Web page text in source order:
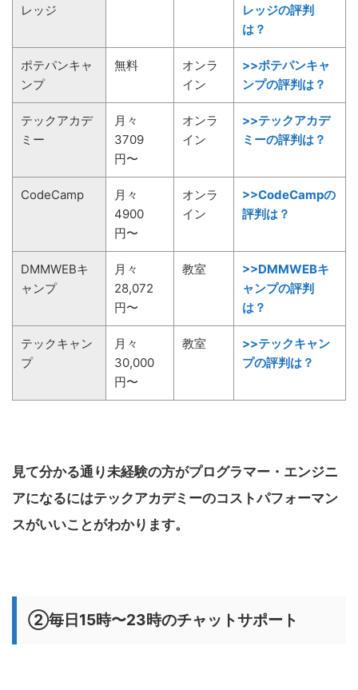
レッジ
レッジの評判
は？
ポテパンキャ
ンプ
無料
オンラ
イン
>>ポテパンキャ
ンプの評判は？
テックアカデ
ミー
月々
3709
円〜
オンラ
イン
>>テックアカデ
ミーの評判は？
CodeCamp
月々
4900
円〜
オンラ
イン
>>CodeCampの
評判は？
DMMWEBキ
ャンプ
月々
28,072
円〜
教室
>>DMMWEBキ
ャンプの評判
は？
テックキャン
プ
月々
30,000
円〜
教室
>>テックキャン
プの評判は？
見て分かる通り未経験の方がプログラマー・エンジニ
アになるにはテックアカデミーのコストパフォーマン
スがいいことがわかります。
②毎日15時〜23時のチャットサポート